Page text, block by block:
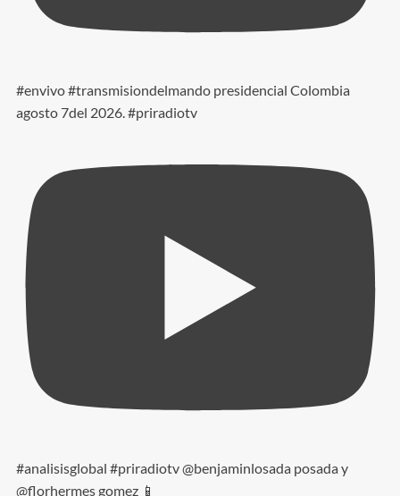
#envivo #transmisiondelmando presidencial Colombia
agosto 7del 2026. #priradiotv
#analisisglobal #priradiotv @benjaminlosada posada y
@florhermes gomez 📱